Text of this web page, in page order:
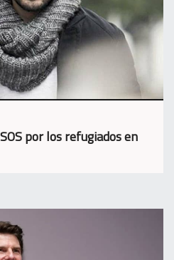
por los refugiados en